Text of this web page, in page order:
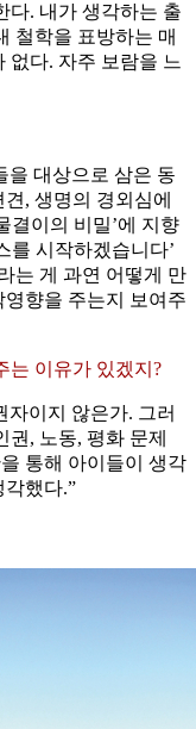
다. 내가 생각하는 출
철학을 표방하는 매
없다. 자주 보람을 느
을 대상으로 삼은 동
, 생명의 경외심에
결이의 비밀’에 지향
를 시작하겠습니다’
는 게 과연 어떻게 만
향을 주는지 보여주
는 이유가 있겠지?
자이지 않은가. 그러
, 노동, 평화 문제
통해 아이들이 생각
했다.”